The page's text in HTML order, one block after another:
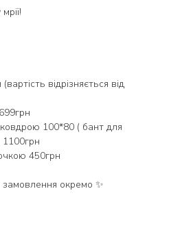
відрізняється від
100*80 ( бант для
1100грн
450грн
замовлення окремо ✨